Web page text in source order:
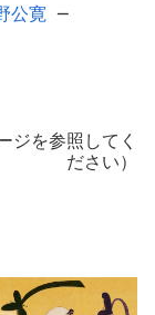
公寛 ─
ジを参照してく
ださい）